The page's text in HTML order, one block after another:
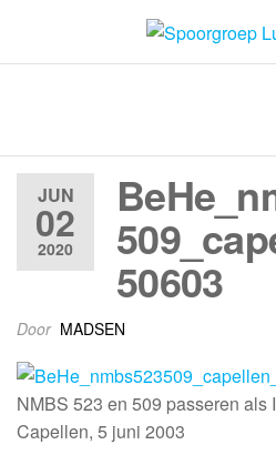
Spoorgroep
JUN
02
2020
50603
Door MADSEN
NMBS 523 en 509 passeren als
Capellen, 5 juni 2003